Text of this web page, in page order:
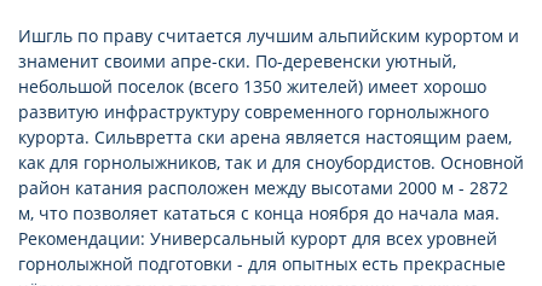
Ишгль по праву считается лучшим альпийским курортом и
знаменит своими апре-ски. По-деревенски уютный,
небольшой поселок (всего 1350 жителей) имеет хорошо
развитую инфраструктуру современного горнолыжного
курорта. Сильвретта ски арена является настоящим раем,
как для горнолыжников, так и для сноубордистов. Основной
район катания расположен между высотами 2000 м - 2872
м, что позволяет кататься с конца ноября до начала мая.
Рекомендации: Универсальный курорт для всех уровней
горнолыжной подготовки - для опытных есть прекрасные